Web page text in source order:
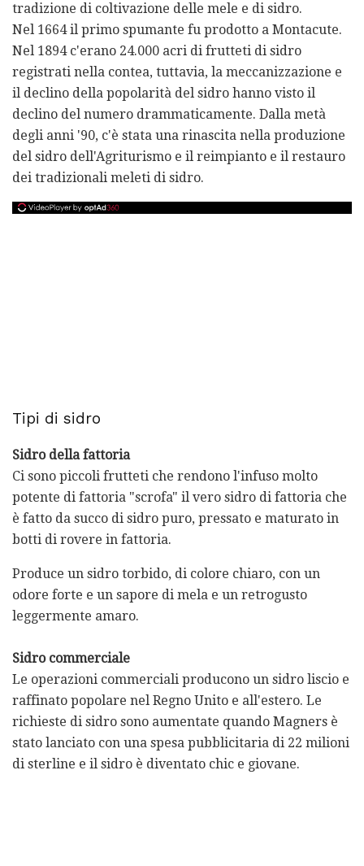
tradizione di coltivazione delle mele e di sidro.
Nel 1664 il primo spumante fu prodotto a Montacute.
Nel 1894 c'erano 24.000 acri di frutteti di sidro
registrati nella contea, tuttavia, la meccanizzazione e
il declino della popolarità del sidro hanno visto il
declino del numero drammaticamente. Dalla metà
degli anni '90, c'è stata una rinascita nella produzione
del sidro dell'Agriturismo e il reimpianto e il restauro
dei tradizionali meleti di sidro.
Tipi di sidro
Sidro della fattoria
Ci sono piccoli frutteti che rendono l'infuso molto
potente di fattoria "scrofa" il vero sidro di fattoria che
è fatto da succo di sidro puro, pressato e maturato in
botti di rovere in fattoria.
Produce un sidro torbido, di colore chiaro, con un
odore forte e un sapore di mela e un retrogusto
leggermente amaro.
Sidro commerciale
Le operazioni commerciali producono un sidro liscio e
raffinato popolare nel Regno Unito e all'estero. Le
richieste di sidro sono aumentate quando Magners è
stato lanciato con una spesa pubblicitaria di 22 milioni
di sterline e il sidro è diventato chic e giovane.